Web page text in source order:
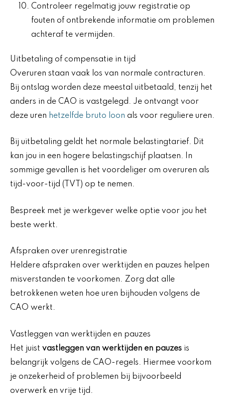
Controleer regelmatig jouw registratie op
fouten of ontbrekende informatie om problemen
achteraf te vermijden.
Uitbetaling of compensatie in tijd
Overuren staan vaak los van normale contracturen.
Bij ontslag worden deze meestal uitbetaald, tenzij het
anders in de CAO is vastgelegd. Je ontvangt voor
deze uren hetzelfde bruto loon als voor reguliere uren.
Bij uitbetaling geldt het normale belastingtarief. Dit
kan jou in een hogere belastingschijf plaatsen. In
sommige gevallen is het voordeliger om overuren als
tijd-voor-tijd (TVT) op te nemen.
Bespreek met je werkgever welke optie voor jou het
beste werkt.
Afspraken over urenregistratie
Heldere afspraken over werktijden en pauzes helpen
misverstanden te voorkomen. Zorg dat alle
betrokkenen weten hoe uren bijhouden volgens de
CAO werkt.
Vastleggen van werktijden en pauzes
Het juist vastleggen van werktijden en pauzes is
belangrijk volgens de CAO-regels. Hiermee voorkom
je onzekerheid of problemen bij bijvoorbeeld
overwerk en vrije tijd.